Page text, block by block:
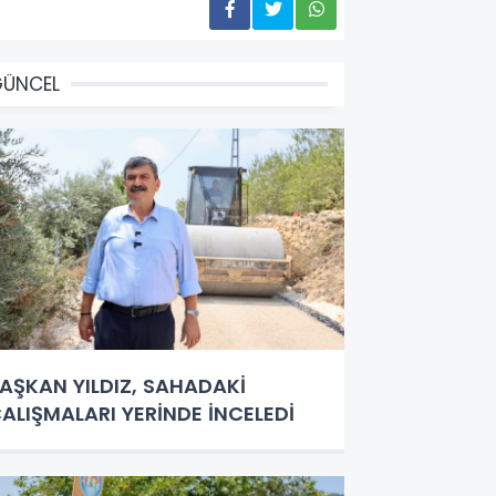
YILDIZ, SAHADAKİ
YERİNDE İNCELEDİ